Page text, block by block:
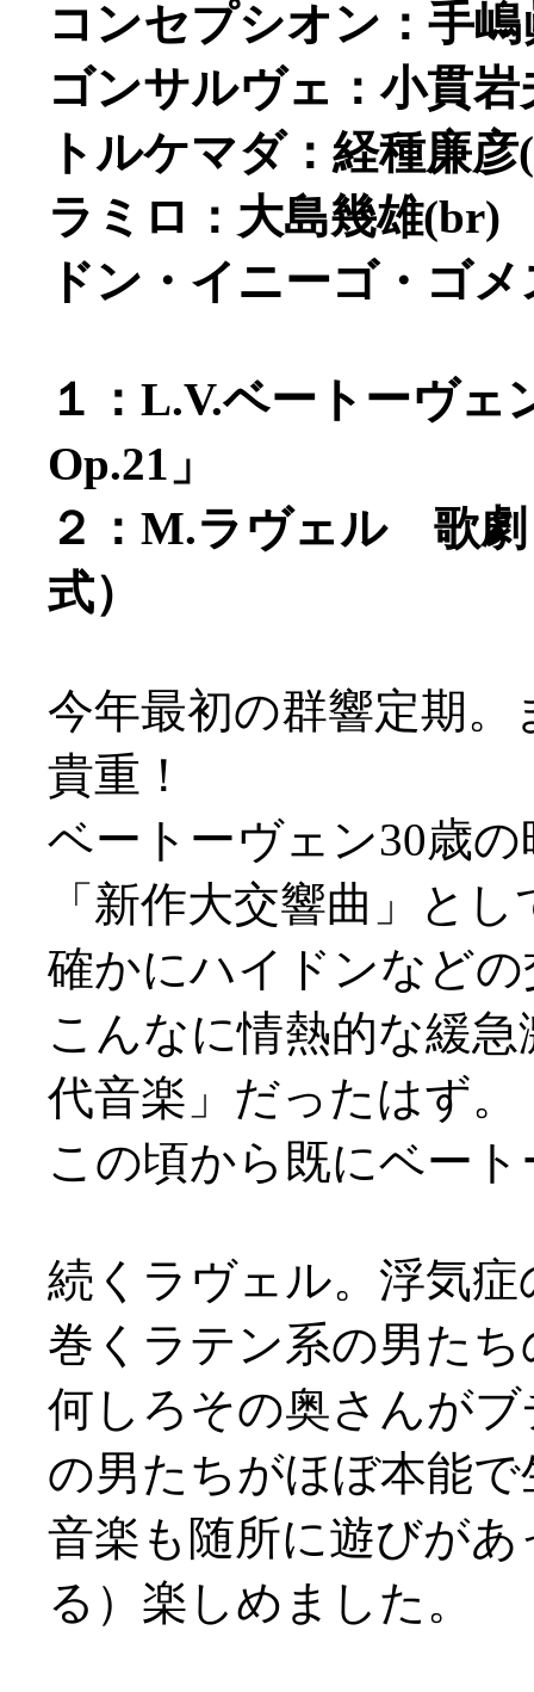
コンセプシオン：手嶋
ゴンサルヴェ：小貫岩
トルケマダ：経種廉彦
ラミロ：大島幾雄(br)
ドン・イニーゴ・ゴ
１：L.V.ベートーヴェ
Op.21」
２：M.ラヴェル 歌劇
式）
今年最初の群響定期
貴重！
ベートーヴェン30歳
「新作大交響曲」と
確かにハイドンなど
こんなに情熱的な緩
代音楽」だったはず。
この頃から既にベー
続くラヴェル。浮気
巻くラテン系の男た
何しろその奥さんが
の男たちがほぼ本能
音楽も随所に遊びが
る）楽しめました。